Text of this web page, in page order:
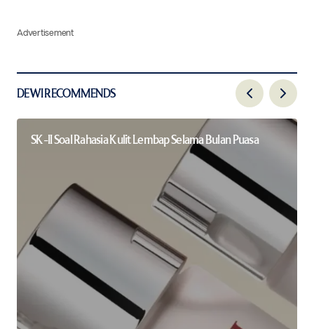
Advertisement
DEWI RECOMMENDS
SK-II Soal Rahasia Kulit Lembap Selama Bulan Puasa